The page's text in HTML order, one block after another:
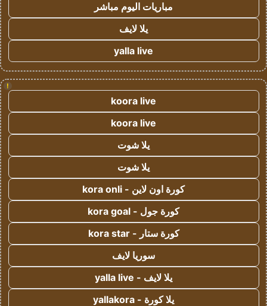
مباريات اليوم مباشر
يلا لايف
yalla live
!
koora live
koora live
يلا شوت
يلا شوت
كورة اون لاين - kora onli
كورة جول - kora goal
كورة ستار - kora star
سوريا لايف
يلا لايف - yalla live
يلا كورة - yallakora